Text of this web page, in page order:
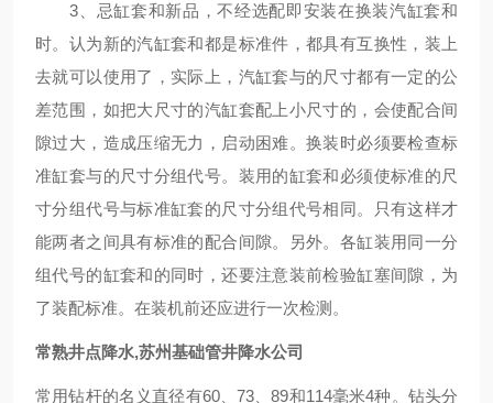
3、忌缸套和新品，不经选配即安装在换装汽缸套和
时。认为新的汽缸套和都是标准件，都具有互换性，装上
去就可以使用了，实际上，汽缸套与的尺寸都有一定的公
差范围，如把大尺寸的汽缸套配上小尺寸的，会使配合间
隙过大，造成压缩无力，启动困难。换装时必须要检查标
准缸套与的尺寸分组代号。装用的缸套和必须使标准的尺
寸分组代号与标准缸套的尺寸分组代号相同。只有这样才
能两者之间具有标准的配合间隙。另外。各缸装用同一分
组代号的缸套和的同时，还要注意装前检验缸塞间隙，为
了装配标准。在装机前还应进行一次检测。
常熟井点降水,苏州基础管井降水公司
常用钻杆的名义直径有60、73、89和114毫米4种。钻头分